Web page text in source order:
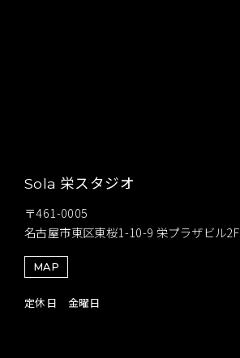
Sola 栄スタジオ
〒461-0005
名古屋市東区東桜1-10-9 栄プラザビル2F
MAP
定休日 金曜日